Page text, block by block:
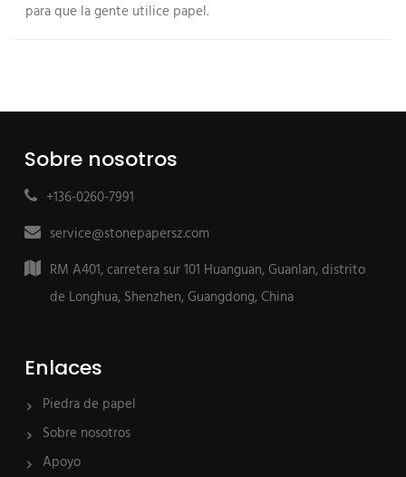
para que la gente utilice papel.
Sobre nosotros
+136-0260-7991
service@stonepapersz.com
RM A401, carretera sur 101 Huanguan, Guanlan, distrito
de Longhua, Shenzhen, Guangdong, China
Enlaces
Piedra de papel
Sobre nosotros
Apoyo